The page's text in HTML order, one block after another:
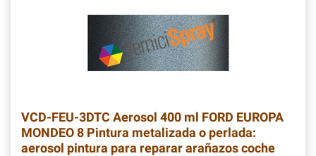
VCD-FEU-3DTC Aerosol 400 ml FORD EUROPA
MONDEO 8 Pintura metalizada o perlada:
aerosol pintura para reparar arañazos coche